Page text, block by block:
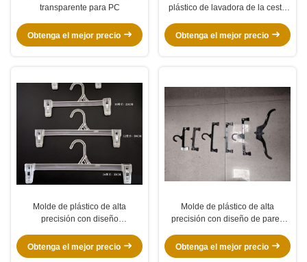
transparente para PC
Obtenga el mejor precio
plástico de lavadora de la cesta
Obtenga el mejor precio
Molde de plástico de alta
precisión con diseño
de 12/14 pulgadas, con diseño
de longitud intercambiable de
Obtenga el mejor precio
Molde de plástico de alta
precisión con diseño de pared
antideslizante para moldeo por
inyección
Obtenga el mejor precio